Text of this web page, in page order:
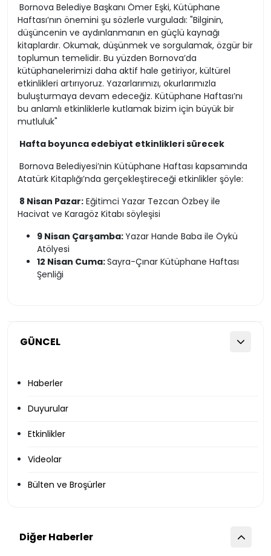
GÜNCEL
Haberler
Duyurular
Etkinlikler
Videolar
Bülten ve Broşürler
Bornova Belediye Başkanı Ömer Eşki, Kütüphane
Haftası’nın önemini şu sözlerle vurguladı: "Bilginin,
düşüncenin ve aydınlanmanın en güçlü kaynağı
kitaplardır. Okumak, düşünmek ve sorgulamak, özgür bir
toplumun temelidir. Bu yüzden Bornova’da
kütüphanelerimizi daha aktif hale getiriyor, kültürel
etkinlikleri artırıyoruz. Yazarlarımızı, okurlarımızla
buluşturmaya devam edeceğiz. Kütüphane Haftası’nı
bu anlamlı etkinliklerle kutlamak bizim için büyük bir
mutluluk"
Hafta boyunca edebiyat etkinlikleri sürecek
Bornova Belediyesi’nin Kütüphane Haftası kapsamında
Atatürk Kitaplığı’nda gerçekleştireceği etkinlikler şöyle:
8 Nisan Pazar: Eğitimci Yazar Tezcan Özbey ile
Hacivat ve Karagöz Kitabı söyleşisi
9 Nisan Çarşamba:Yazar Hande Baba ile Öykü
Atölyesi
12 Nisan Cuma:Sayra-Çınar Kütüphane Haftası
Şenliği
Diğer Haberler